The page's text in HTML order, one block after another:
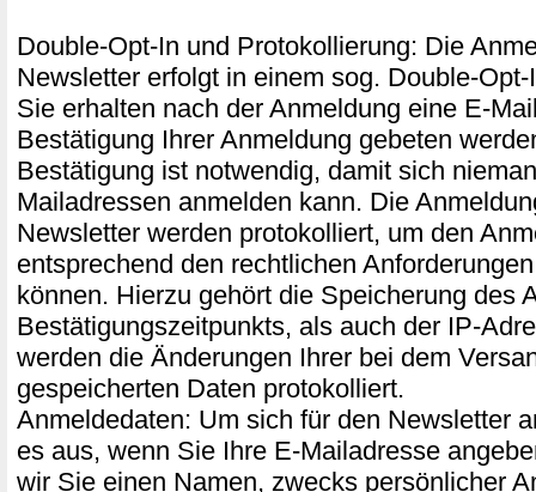
Double-Opt-In und Protokollierung: Die
Newsletter erfolgt in einem sog. Double-
Sie erhalten nach der Anmeldung eine E-
Bestätigung Ihrer Anmeldung gebeten
Bestätigung ist notwendig, damit sich
Mailadressen anmelden kann. Die
Newsletter werden protokolliert, um den
entsprechend den rechtlichen
können. Hierzu gehört die Speicherung des
Bestätigungszeitpunkts, als auch der IP-
werden die Änderungen Ihrer bei dem
gespeicherten Daten protokolliert.
Anmeldedaten: Um sich für den Newsletter
es aus, wenn Sie Ihre E-Mailadresse
wir Sie einen Namen, zwecks persönlicher